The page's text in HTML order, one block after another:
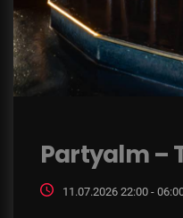
Partyalm –
11.07.2026 22:00 -